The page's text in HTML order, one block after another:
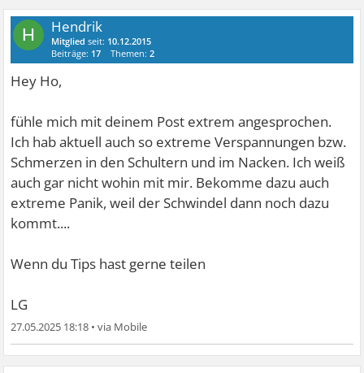
H Hendrik
Mitglied seit: 10.12.2015
Beiträge: 17 Themen:2
Hey Ho,
fühle mich mit deinem Post extrem angesprochen.
Ich hab aktuell auch so extreme Verspannungen bzw.
Schmerzen in den Schultern und im Nacken. Ich weiß
auch gar nicht wohin mit mir. Bekomme dazu auch
extreme Panik, weil der Schwindel dann noch dazu
kommt....
Wenn du Tips hast gerne teilen
LG
27.05.2025 18:18 •